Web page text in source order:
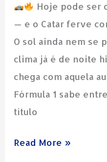
Hoje pode ser
— e o Catar ferve
O sol ainda nem se
clima já é de noite
chega com aquela
Fórmula 1 sabe
título
promete
uma
Read More »